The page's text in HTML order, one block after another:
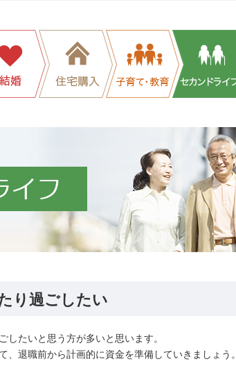
り過ごしたい
たいと思う方が多いと思います。
、退職前から計画的に資金を準備していきましょう。